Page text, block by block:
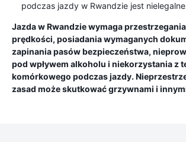
podczas jazdy w Rwandzie jest
Jazda w Rwandzie wymaga
prędkości, posiadania wymaganych
zapinania pasów bezpieczeństwa,
pod wpływem alkoholu i niekorzystania z
komórkowego podczas jazdy.
zasad może skutkować grzywnami i